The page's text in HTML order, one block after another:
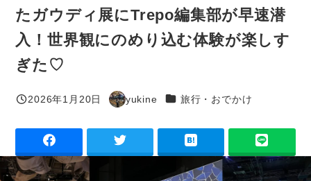
たガウディ展にTrepo編集部が早速潜
入！世界観にのめり込む体験が楽しす
ぎた♡
投稿日
2026年1月20日
著
yukine カテゴリー
旅行・おでかけ